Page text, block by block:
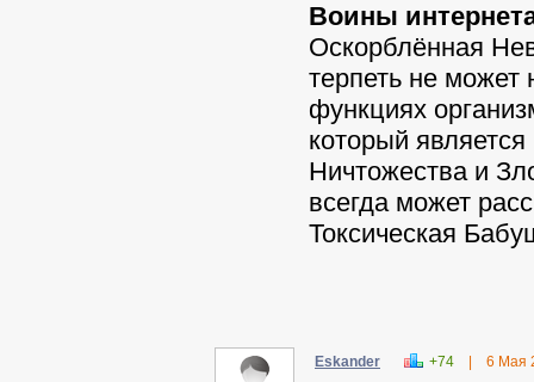
Воины
Оскорблённая
терпеть не
функциях
который
Ничтожества и
всегда может
Токсическая
Eskander +74 6 Мая